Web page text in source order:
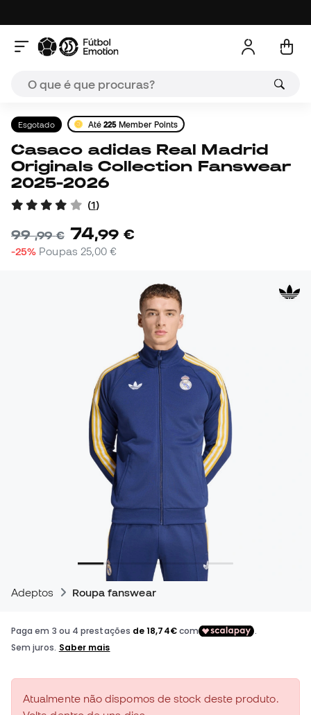
Esgotado Até 225 Member Points
Casaco adidas Real Madrid
Originals Collection Fanswear
2025-2026
(1)
99,99 € 74,99 €
-25% Poupas 25,00 €
Adeptos Roupa fanswear
Atualmente não dispomos de stock deste produto.